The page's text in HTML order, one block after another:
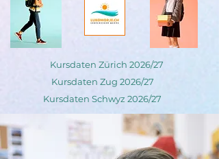
Kursdaten Zürich 2026/27
Kursdaten Zug 2026/27
Kursdaten Schwyz 2026/27